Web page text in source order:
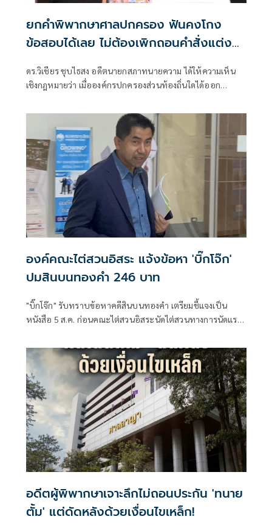
ยกคำพิพากษาศาลปกครอง ฟันคงโกง
ข้อสอบได้เลย ไม่ต้องเพิกถอนคำสั่งแต่ง
ดร.วิเชียร ชุบไธสง อดีตนายกสภาทนายความ ได้ให้ความเห็น
เชิงกฎหมายว่า เมื่อองค์กรปกครองส่วนท้องถิ่นใดได้ออก
องค์คณะไต่สวนอิสระ แจ้งข้อหา 'บิ๊กโจ๊ก'
ปมสินบนทองคำ 246 บาท
"บิ๊กโจ๊ก" รับทราบข้อหาคดีสินบนทองคำ เตรียมชี้แจงเป็น
หนังสือ 5 ส.ค. ก่อนคณะไต่สวนอิสระนัดไต่สวนทางการนัดแรก
อดีตผู้พิพากษาเจาะลึกไม่ถอนประกัน 'ทนาย
ตั้ม' แต่ดัดหลังด้วยเงื่อนไขเหล็ก!